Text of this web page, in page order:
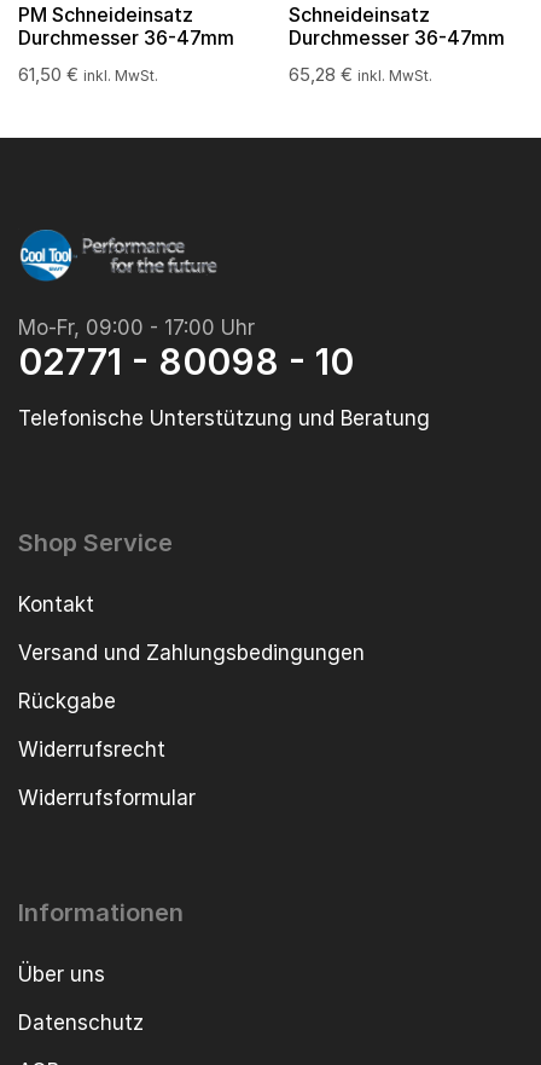
PM Schneideinsatz
Durchmesser 36-47mm
61,50 € inkl. MwSt.
Schneideinsatz
Durchmesser 36-47mm
65,28 € inkl. MwSt.
Mo-Fr, 09:00 - 17:00 Uhr
02771 - 80098 - 10
Telefonische Unterstützung und Beratung
Shop Service
Kontakt
Versand und Zahlungsbedingungen
Rückgabe
Widerrufsrecht
Widerrufsformular
Informationen
Über uns
Datenschutz